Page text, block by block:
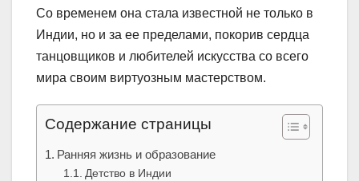
Со временем она стала известной не только в
Индии, но и за ее пределами, покорив сердца
танцовщиков и любителей искусства со всего
мира своим виртуозным мастерством.
Содержание страницы
Ранняя жизнь и образование
Детство в Индии